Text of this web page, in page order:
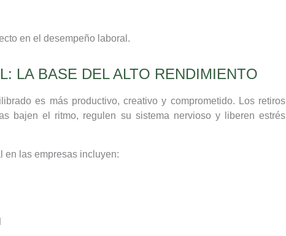
en el desempeño laboral.
LA BASE DEL ALTO RENDIMIENTO
es más productivo, creativo y comprometido. Los retiros
bajen el ritmo, regulen su sistema nervioso y liberen estrés
en las empresas incluyen: